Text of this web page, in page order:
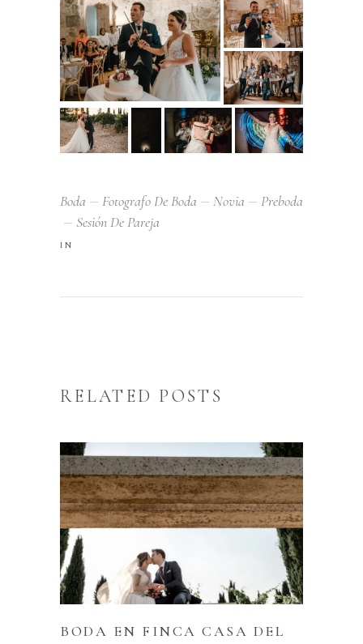
Boda Fotografo De Boda Novia
Preboda
Sesión De Pareja
IN
RELATED POSTS
BODA EN FINCA CASA DEL